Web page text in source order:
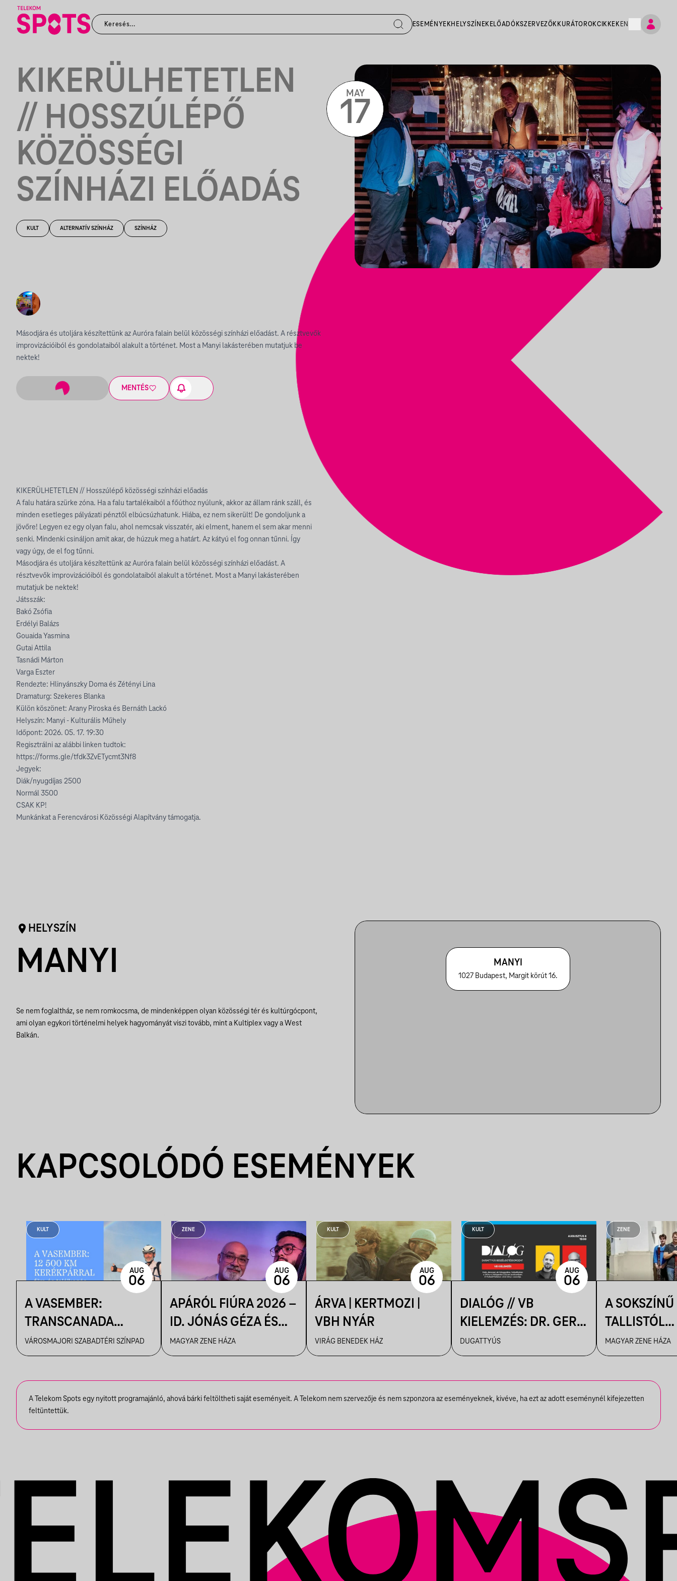
ESEMÉNYEKHELYSZÍNEK ELŐADÓKSZERVEZŐK KURÁTOROKCIKKEK EN
KIKERÜLHETETLEN
// HOSSZÚLÉPŐ
KÖZÖSSÉGI
SZÍNHÁZI ELŐADÁS
KULT ALTERNATÍV SZÍNHÁZ SZÍNHÁZ
Másodjára és utoljára készítettünk az Auróra falain belül közösségi színházi előadást. A résztvevők
improvizációiból és gondolataiból alakult a történet. Most a Manyi lakásterében mutatjuk be
nektek!
MENTÉS
MAY
17
KIKERÜLHETETLEN // Hosszúlépő közösségi színházi előadás
A falu határa szürke zóna. Ha a falu tartalékaiból a főúthoz nyúlunk, akkor az állam ránk száll, és
minden esetleges pályázati pénztől elbúcsúzhatunk. Hiába, ez nem sikerült! De gondoljunk a
jövőre! Legyen ez egy olyan falu, ahol nemcsak visszatér, aki elment, hanem el sem akar menni
senki. Mindenki csináljon amit akar, de húzzuk meg a határt. Az kátyú el fog onnan tűnni. Így
vagy úgy, de el fog tűnni.
Másodjára és utoljára készítettünk az Auróra falain belül közösségi színházi előadást. A
résztvevők improvizációiból és gondolataiból alakult a történet. Most a Manyi lakásterében
mutatjuk be nektek!
Játsszák:
Bakó Zsófia
Erdélyi Balázs
Gouaida Yasmina
Gutai Attila
Tasnádi Márton
Varga Eszter
Rendezte: Hlinyánszky Doma és Zétényi Lina
Dramaturg: Szekeres Blanka
Külön köszönet: Arany Piroska és Bernáth Lackó
Helyszín: Manyi - Kulturális Műhely
Időpont: 2026. 05. 17. 19:30
Regisztrálni az alábbi linken tudtok:
https://forms.gle/tfdk3ZvETycmt3Nf8
Jegyek:
Diák/nyugdíjas 2500
Normál 3500
CSAK KP!
Munkánkat a Ferencvárosi Közösségi Alapítvány támogatja.
HELYSZÍN
MANYI
Se nem foglaltház, se nem romkocsma, de mindenképpen olyan közösségi tér és kultúrgócpont,
ami olyan egykori történelmi helyek hagyományát viszi tovább, mint a Kultiplex vagy a West
Balkán.
MANYI
1027 Budapest, Margit körút 16.
KAPCSOLÓDÓ ESEMÉNYEK
KULT
A VASEMBER:
TRANSCANADA
ULTRA FILMVETÍTÉS
ÉS BESZÉLGETÉS
VÁROSMAJORI SZABADTÉRI SZÍNPAD
AUG
06
ZENE
APÁRÓL FIÚRA 2026 –
ID. JÓNÁS GÉZA ÉS
ZENEKARA & IFJ.
JÓNÁS GÉZA ÉS
ZENEKARA, VENDÉG:
ROBY LAKATOS,
MAGYAR ZENE HÁZA
AUG
06
KULT
ÁRVA | KERTMOZI |
VBH NYÁR
VIRÁG BENEDEK HÁZ
AUG
06
KULT
DIALÓG // VB
KIELEMZÉS: DR. GERŐ
TAMÁS ÉS KELE
JÁNOS
BESZÉLGETÉSE
DUGATTYÚS
AUG
06
ZENE
A
TALLISTÓL
MAGYAR ZENE HÁZA
A Telekom Spots egy nyitott programajánló, ahová bárki feltöltheti saját eseményeit. A Telekom nem szervezője és nem szponzora az eseményeknek, kivéve, ha ezt az adott eseménynél kifejezetten
feltüntettük.